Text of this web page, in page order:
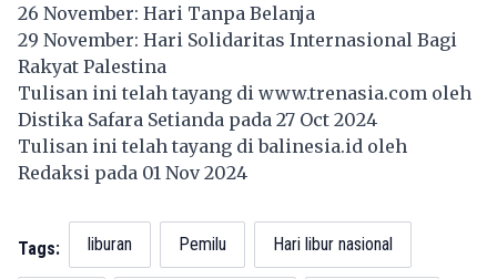
26 November: Hari Tanpa Belanja
29 November: Hari Solidaritas Internasional Bagi
Rakyat Palestina
Tulisan ini telah tayang di www.trenasia.com oleh
Distika Safara Setianda pada 27 Oct 2024
Tulisan ini telah tayang dibalinesia.id oleh
Redaksi pada 01 Nov 2024
Tags: liburan Pemilu Hari libur nasional